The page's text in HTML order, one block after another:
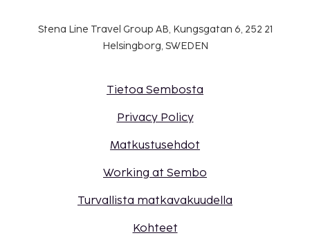
Stena Line Travel Group AB, Kungsgatan 6, 252 21
Helsingborg, SWEDEN
Tietoa Sembosta
Privacy Policy
Matkustusehdot
Working at Sembo
Turvallista matkavakuudella
Kohteet